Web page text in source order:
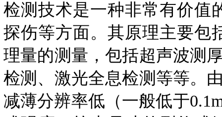
检测技术是一种非常有价值
探伤等方面。其原理主要包
理量的测量，包括超声波测
检测、激光全息检测等等。
减薄分辨率低（一般低于